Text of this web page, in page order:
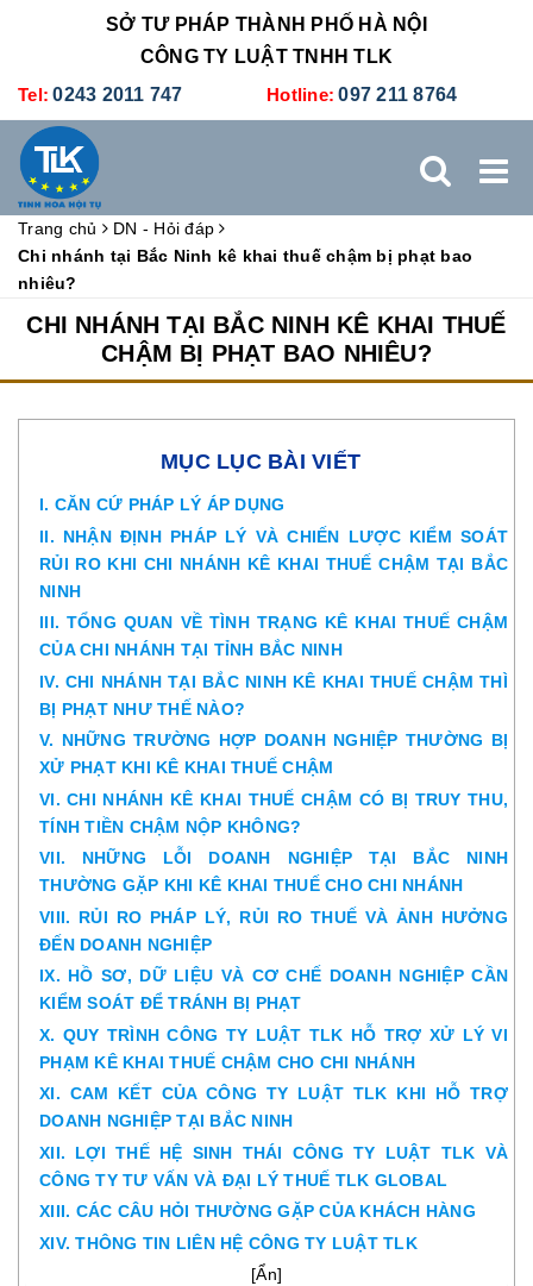
SỞ TƯ PHÁP THÀNH PHỐ HÀ NỘI
CÔNG TY LUẬT TNHH TLK
Tel: 0243 2011 747 Hotline: 097 211 8764
GIỚI THIỆU
DỊCH VỤ KẾ TOÁN - THUẾ XÚC TIẾN THƯƠNG MẠI
Trang chủ
DN - Hỏi đáp
Chi nhánh tại Bắc Ninh kê khai thuế chậm bị phạt bao
nhiêu?
CHI NHÁNH TẠI BẮC NINH KÊ KHAI THUẾ
CHẬM BỊ PHẠT BAO NHIÊU?
MỤC LỤC BÀI VIẾT
I. CĂN CỨ PHÁP LÝ ÁP DỤNG
II. NHẬN ĐỊNH PHÁP LÝ VÀ CHIẾN LƯỢC KIỂM SOÁT
RỦI RO KHI CHI NHÁNH KÊ KHAI THUẾ CHẬM TẠI BẮC
NINH
III. TỔNG QUAN VỀ TÌNH TRẠNG KÊ KHAI THUẾ CHẬM
CỦA CHI NHÁNH TẠI TỈNH BẮC NINH
IV. CHI NHÁNH TẠI BẮC NINH KÊ KHAI THUẾ CHẬM THÌ
BỊ PHẠT NHƯ THẾ NÀO?
V. NHỮNG TRƯỜNG HỢP DOANH NGHIỆP THƯỜNG BỊ
XỬ PHẠT KHI KÊ KHAI THUẾ CHẬM
VI. CHI NHÁNH KÊ KHAI THUẾ CHẬM CÓ BỊ TRUY THU,
TÍNH TIỀN CHẬM NỘP KHÔNG?
VII. NHỮNG LỖI DOANH NGHIỆP TẠI BẮC NINH
THƯỜNG GẶP KHI KÊ KHAI THUẾ CHO CHI NHÁNH
VIII. RỦI RO PHÁP LÝ, RỦI RO THUẾ VÀ ẢNH HƯỞNG
ĐẾN DOANH NGHIỆP
IX. HỒ SƠ, DỮ LIỆU VÀ CƠ CHẾ DOANH NGHIỆP CẦN
KIỂM SOÁT ĐỂ TRÁNH BỊ PHẠT
X. QUY TRÌNH CÔNG TY LUẬT TLK HỖ TRỢ XỬ LÝ VI
PHẠM KÊ KHAI THUẾ CHẬM CHO CHI NHÁNH
XI. CAM KẾT CỦA CÔNG TY LUẬT TLK KHI HỖ TRỢ
DOANH NGHIỆP TẠI BẮC NINH
XII. LỢI THẾ HỆ SINH THÁI CÔNG TY LUẬT TLK VÀ
CÔNG TY TƯ VẤN VÀ ĐẠI LÝ THUẾ TLK GLOBAL
XIII. CÁC CÂU HỎI THƯỜNG GẶP CỦA KHÁCH HÀNG
XIV. THÔNG TIN LIÊN HỆ CÔNG TY LUẬT TLK
[Ẩn]